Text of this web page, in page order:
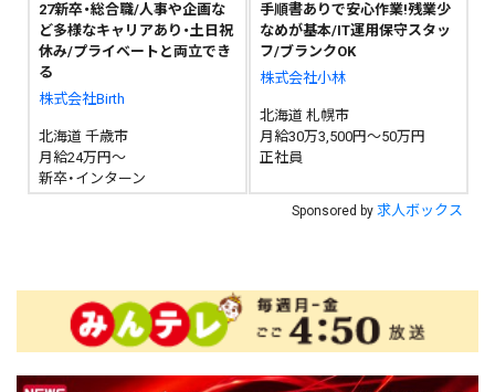
27新卒・総合職/人事や企画な
ど多様なキャリアあり・土日祝
休み/プライベートと両立でき
る
株式会社Birth
北海道 千歳市
月給24万円～
新卒・インターン
手順書ありで安心作業!残業少
なめが基本/IT運用保守スタッ
フ/ブランクOK
株式会社小林
北海道 札幌市
月給30万3,500円～50万円
正社員
Sponsored by 求人ボックス